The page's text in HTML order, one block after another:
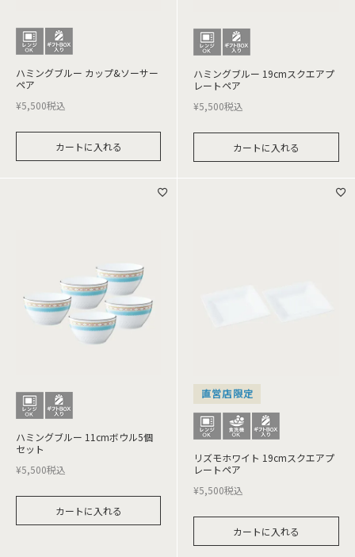
ハミングブルー カップ&ソーサー
ペア
¥5,500税込
カートに入れる
ハミングブルー 19cmスクエアプ
レートペア
¥5,500税込
カートに入れる
ハミングブルー 11cmボウル5個
セット
¥5,500税込
カートに入れる
直営店限定
リズモホワイト 19cmスクエアプ
レートペア
¥5,500税込
カートに入れる